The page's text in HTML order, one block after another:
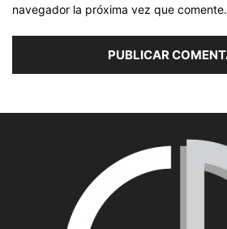
navegador la próxima vez que comente.